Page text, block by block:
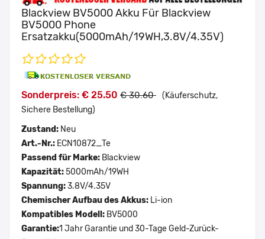
Blackview BV5000 Akku Für Blackview
BV5000 Phone
Ersatzakku(5000mAh/19WH,3.8V/4.35V)
Sonderpreis: € 25.50 € 30.60 (Käuferschutz,
Sichere Bestellung)
Zustand: Neu
Art.-Nr.: ECN10872_Te
Passend für Marke: Blackview
Kapazität:5000mAh/19WH
Spannung:3.8V/4.35V
Chemischer Aufbau des Akkus: Li-ion
Kompatibles Modell: BV5000
Garantie:1 Jahr Garantie und 30-Tage Geld-Zurück-